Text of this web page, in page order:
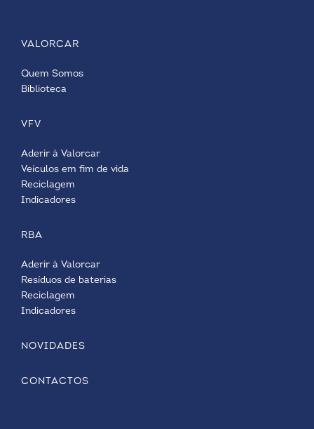
VALORCAR
Quem Somos
Biblioteca
VFV
Aderir à Valorcar
Veículos em fim de vida
Reciclagem
Indicadores
RBA
Aderir à Valorcar
Resíduos de baterias
Reciclagem
Indicadores
NOVIDADES
CONTACTOS